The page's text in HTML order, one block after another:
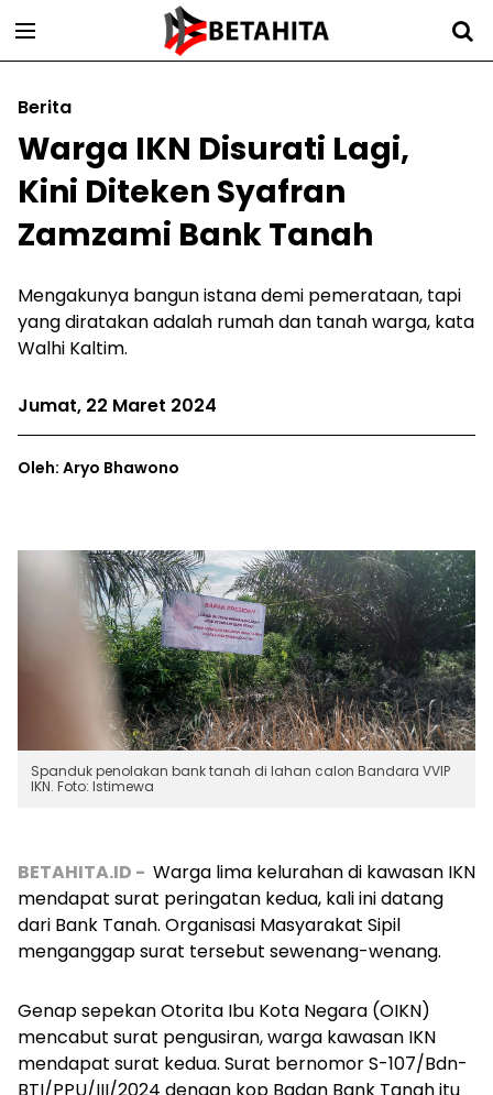
Berita
Warga IKN Disurati Lagi,
Kini Diteken Syafran
Zamzami Bank Tanah
Mengakunya bangun istana demi pemerataan, tapi
yang diratakan adalah rumah dan tanah warga, kata
Walhi Kaltim.
Jumat, 22 Maret 2024
Oleh: Aryo Bhawono
Spanduk penolakan bank tanah di lahan calon Bandara VVIP
IKN. Foto: Istimewa
BETAHITA.ID - Warga lima kelurahan di kawasan IKN
mendapat surat peringatan kedua, kali ini datang
dari Bank Tanah. Organisasi Masyarakat Sipil
menganggap surat tersebut sewenang-wenang.
Genap sepekan Otorita Ibu Kota Negara (OIKN)
mencabut surat pengusiran, warga kawasan IKN
mendapat surat kedua. Surat bernomor S-107/Bdn-